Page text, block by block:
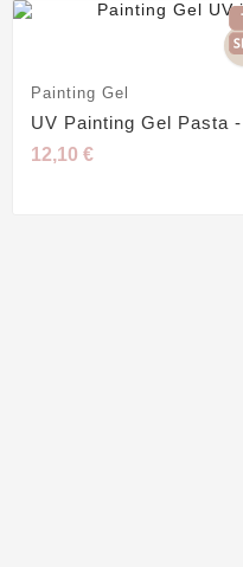
Painting Gel
UV Painting Gel Pasta
12,10 €